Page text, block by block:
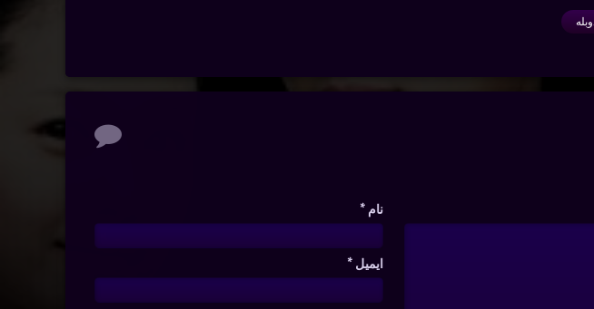
نام *
ایمیل *